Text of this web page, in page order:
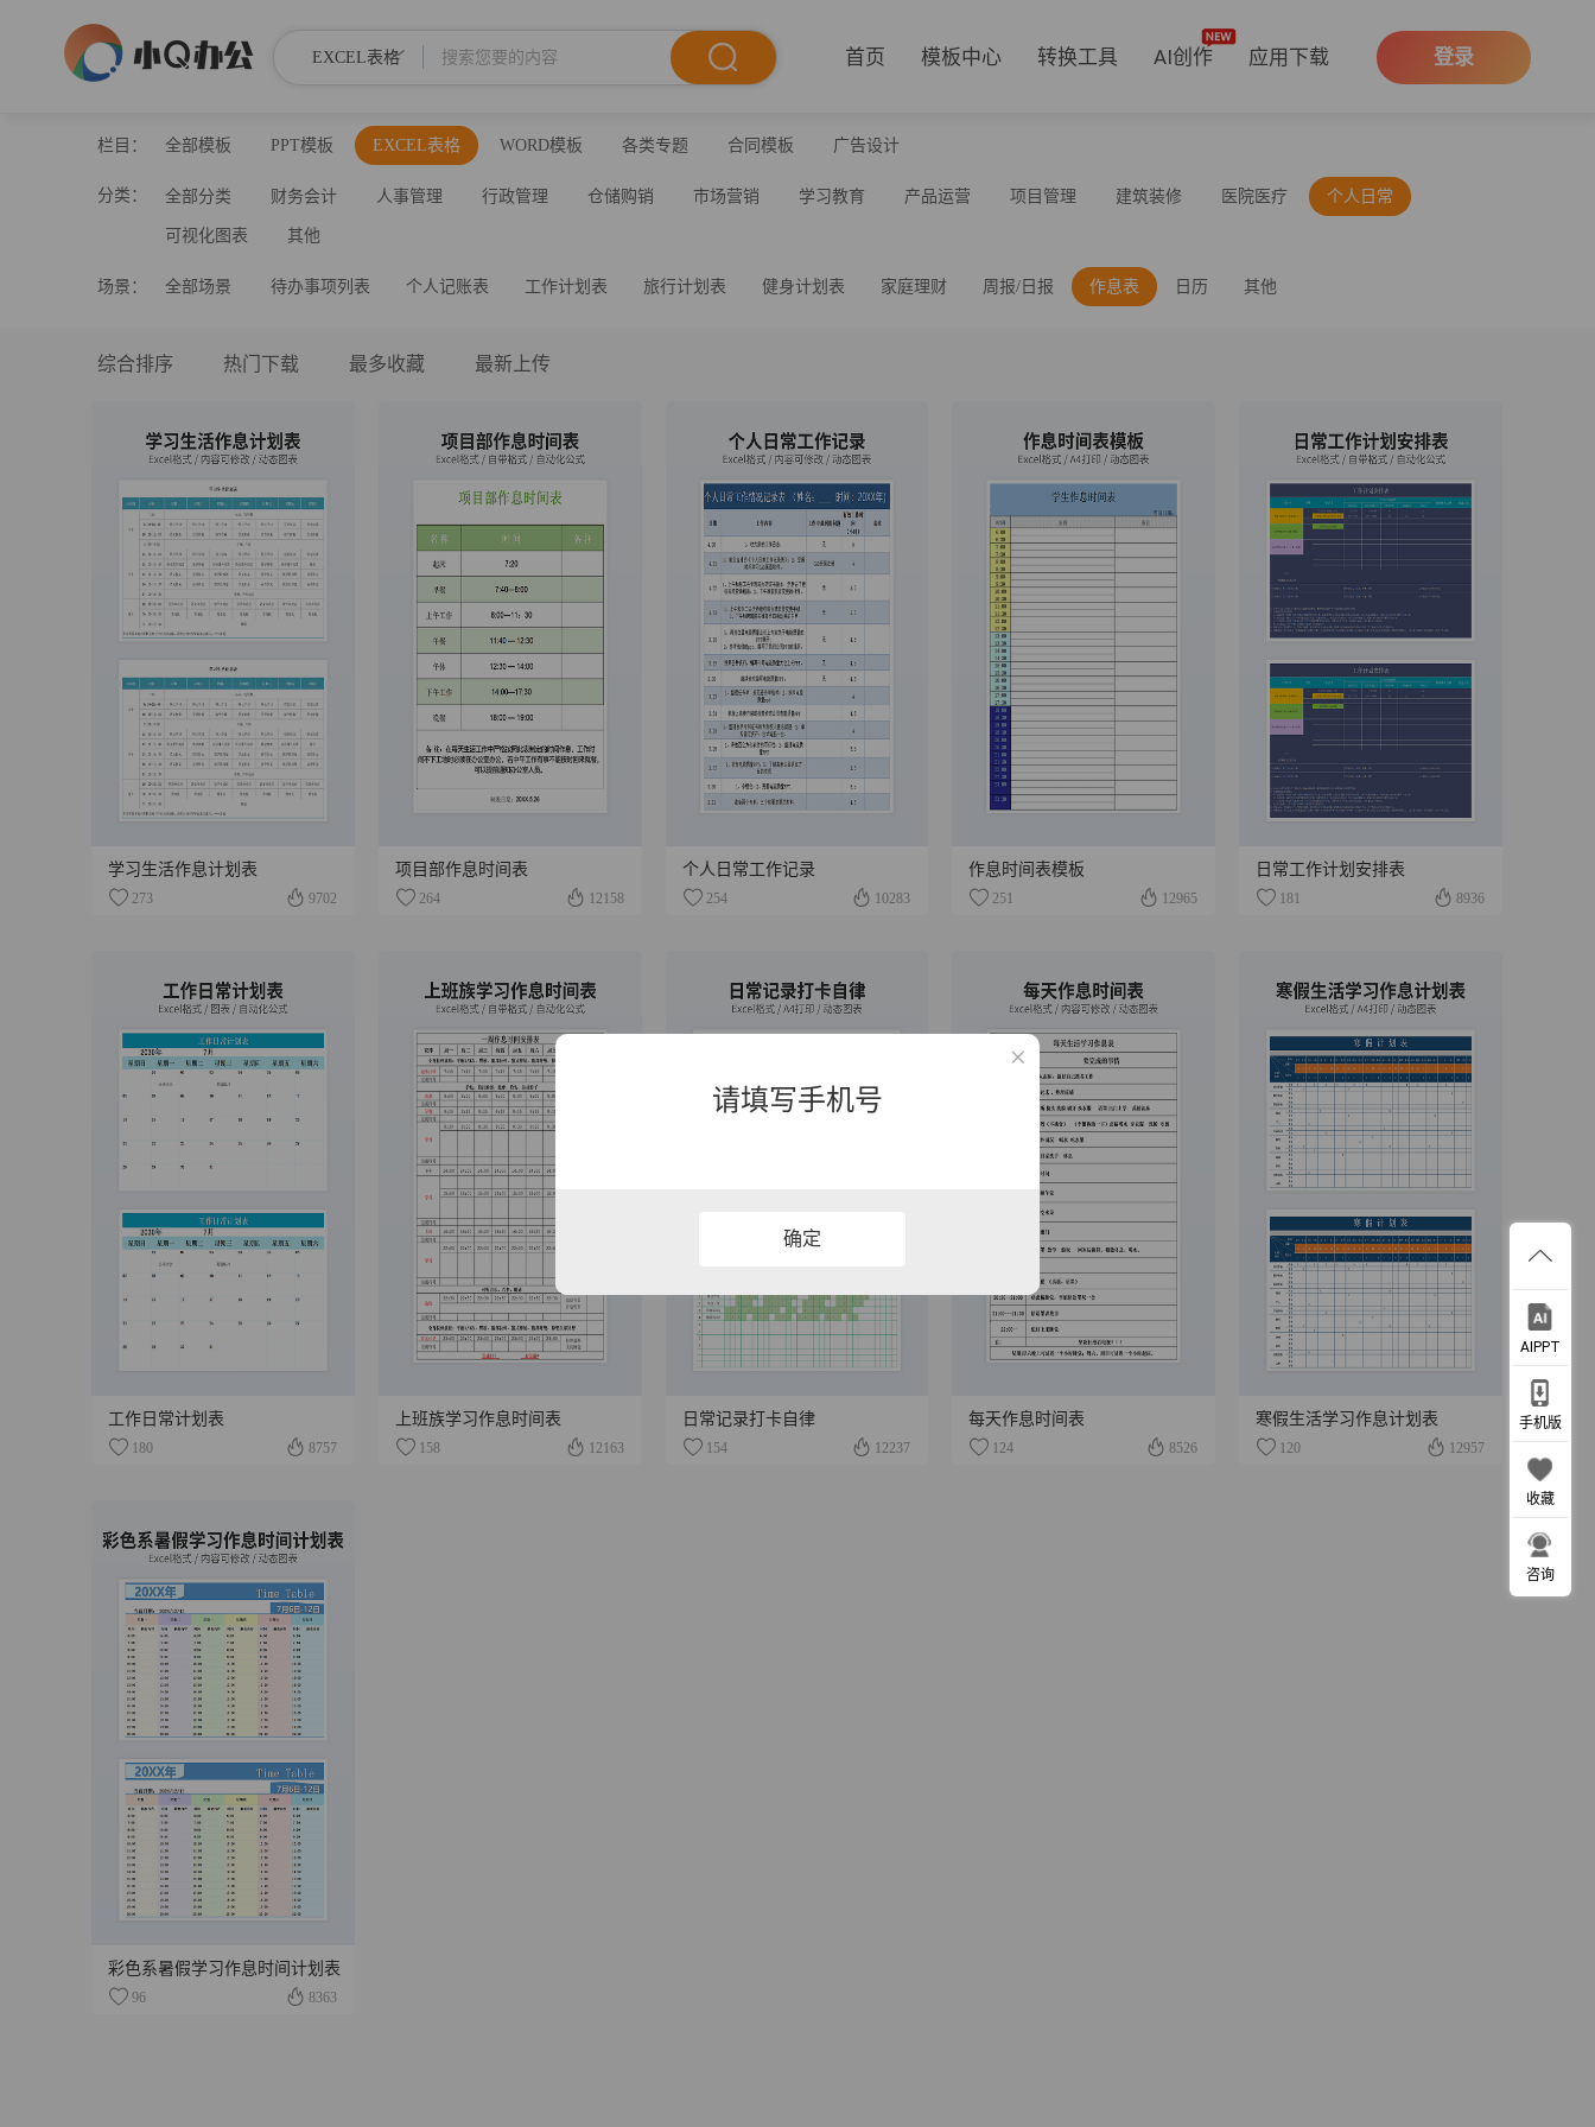
EXCEL表格 首页 模板中心 转换工具 AI创作 应用下载 登录
栏目： 全部模板 PPT模板 EXCEL表格 WORD模板 各类专题 合同模板 广告设计
分类： 全部分类 财务会计 人事管理 行政管理 仓储购销 市场营销 学习教育 产品运营 项目管理 建筑装修 医院医疗 个人日常
可视化图表 其他
场景： 全部场景 待办事项列表 个人记账表 工作计划表 旅行计划表 健身计划表 家庭理财 周报/日报 作息表 日历 其他
综合排序 热门下载 最多收藏 最新上传
学习生活作息计划表
273 9702
项目部作息时间表
264 12158
个人日常工作记录
254 10283
作息时间表模板
251 12965
日常工作计划安排表
181 8936
工作日常计划表
180 8757
上班族学习作息时间表
158 12163
日常记录打卡自律
154 12237
每天作息时间表
124 8526
寒假生活学习作息计划表
120 12957
彩色系暑假学习作息时间计划表
96 8363
AIPPT
手机版
收藏
咨询
请填写手机号
确定